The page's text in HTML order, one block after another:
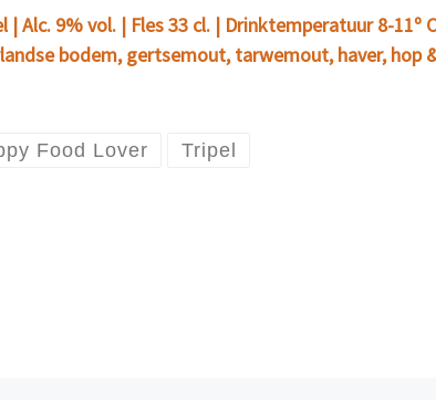
| Alc. 9% vol. | Fles 33 cl. | Drinktemperatuur 8-
bodem, gertsemout, tarwemout, haver, hop
Food Lover Tripel